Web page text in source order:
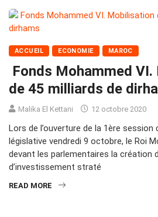
ACCUEIL ECONOMIE MAROC
Fonds Mohammed
de 45 milliards de
Malika El Kettani 12 octobre 2020
Lors de l’ouverture de la 1ère session
législative vendredi 9 octobre, le Roi
devant les parlementaires la création
d’investissement straté
READ MORE